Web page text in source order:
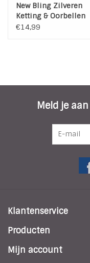
New Bling Zilveren
Ketting & Oorbellen
setje SMILEY-
€14,99
Meld je
Klantenservice
Producten
Mijn account